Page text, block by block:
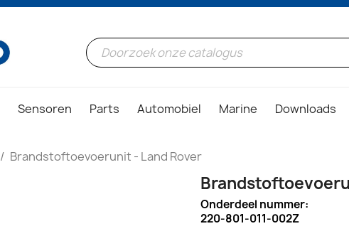
Sensoren Parts Automobiel Marine Downloads
Brandstoftoevoerunit - Land Rover
Onderdeel nummer:
220-801-011-002Z